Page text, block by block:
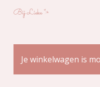
Je winkelwagen is